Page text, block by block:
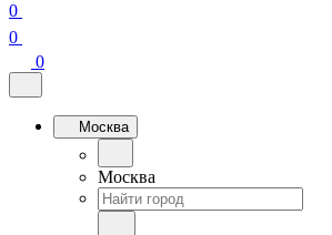
0
0
0
Москва
Москва